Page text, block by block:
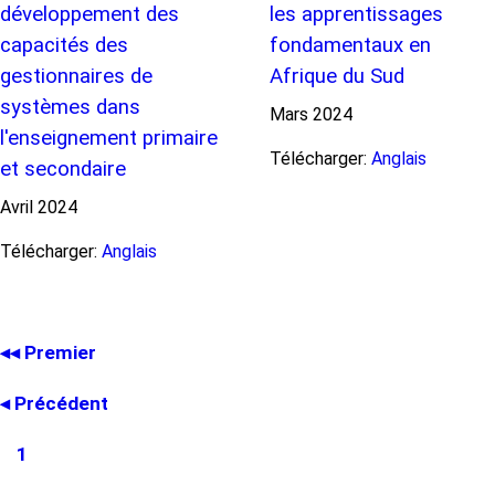
développement des
capacités des
gestionnaires de
systèmes dans
l'enseignement primaire
et secondaire
Avril 2024
Télécharger: Anglais
les apprentissages
fondamentaux en
Afrique du Sud
Mars 2024
Télécharger: Anglais
Pagination
Première
◂◂ Premier
Page
◂ Précédent
Page
1